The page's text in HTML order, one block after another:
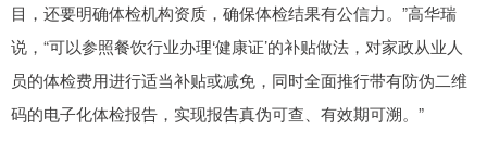
目，还要明确体检机构资质，确保体检结果有公信力。”高华瑞
说，“可以参照餐饮行业办理‘健康证’的补贴做法，对家政从业人
员的体检费用进行适当补贴或减免，同时全面推行带有防伪二维
码的电子化体检报告，实现报告真伪可查、有效期可溯。”